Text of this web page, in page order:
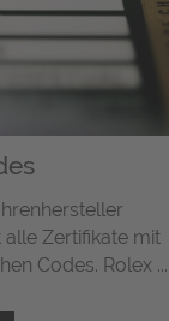
Zertifikate mit
Codes. Rolex ...